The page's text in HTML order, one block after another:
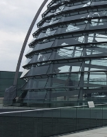
STELLENPORTAL
MEDIATHEK